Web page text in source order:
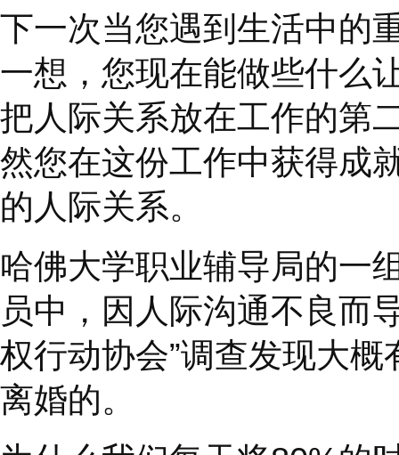
事情都查出来，并且
我的友谊、我的妻子
的心态是一个挑战。
下一次当您遇到生活
一想，您现在能做些
把人际关系放在工作
然您在这份工作中获
的人际关系。